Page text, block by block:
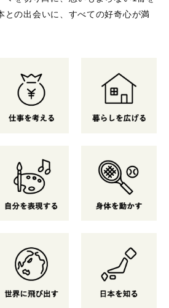
との出会いに、すべての好奇心が満